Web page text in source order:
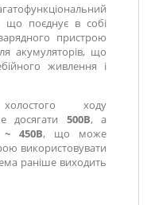
що поєднує в собі
пристрою
акумуляторів, що
живлення і
ходу
досягати 500В, а
~ 450В, що може
використовувати
раніше виходить